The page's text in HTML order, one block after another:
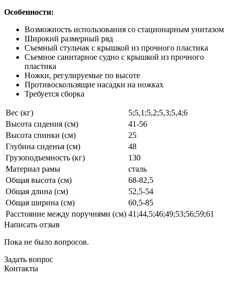
Особенности:
Возможность использования со стационарным унитазом
Широкий размерный ряд
Съемный стульчак с крышкой из прочного пластика
Съемное санитарное судно с крышкой из прочного
пластика
Ножки, регулируемые по высоте
Противоскользящие насадки на ножках
Требуется сборка
Вес (кг)
5;5,1;5,2;5,3;5,4;6
Высота сидения (см)
41-56
Высота спинки (см)
25
Глубина сиденья (см)
48
Грузоподъемность (кг)
130
Материал рамы
сталь
Общая высота (см)
68-82,5
Общая длина (см)
52,5-54
Общая ширина (см)
60,5-85
Расстояние между поручнями (см) 41;44,5;46;49;53;56;59;61
Написать отзыв
Пока не было вопросов.
Задать вопрос
Контакты